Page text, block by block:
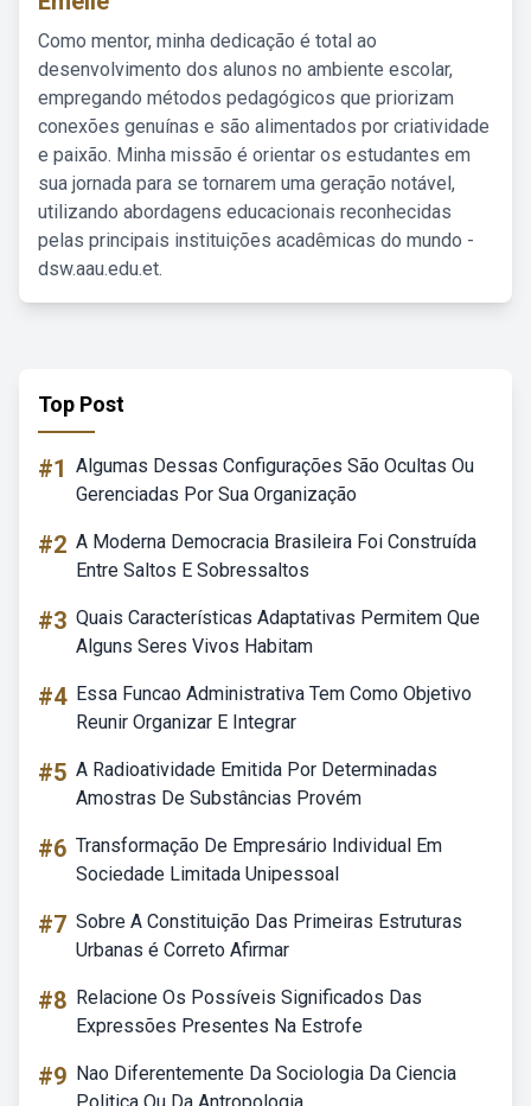
Como mentor, minha dedicação é total ao
desenvolvimento dos alunos no ambiente escolar,
empregando métodos pedagógicos que priorizam
conexões genuínas e são alimentados por criatividade
e paixão. Minha missão é orientar os estudantes em
sua jornada para se tornarem uma geração notável,
utilizando abordagens educacionais reconhecidas
pelas principais instituições acadêmicas do mundo -
dsw.aau.edu.et.
Top Post
#1 Algumas Dessas Configurações São Ocultas Ou
Gerenciadas Por Sua Organização
#2 A Moderna Democracia Brasileira Foi Construída
Entre Saltos E Sobressaltos
#3 Quais Características Adaptativas Permitem Que
Alguns Seres Vivos Habitam
#4 Essa Funcao Administrativa Tem Como Objetivo
Reunir Organizar E Integrar
#5 A Radioatividade Emitida Por Determinadas
Amostras De Substâncias Provém
#6 Transformação De Empresário Individual Em
Sociedade Limitada Unipessoal
#7 Sobre A Constituição Das Primeiras Estruturas
Urbanas é Correto Afirmar
#8 Relacione Os Possíveis Significados Das
Expressões Presentes Na Estrofe
#9 Nao Diferentemente Da Sociologia Da Ciencia